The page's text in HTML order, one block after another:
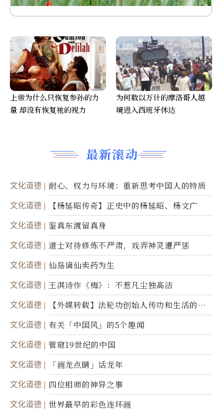
最新滚动
文化道德 耐心、权力与环境：重新思考中国人的特质
文化道德 【杨延昭传奇】正史中的杨延昭、杨文广
文化道德 鉴真东渡留真身
文化道德 道士对待修炼不严肃，戏弄神灵遭严惩
文化道德 仙岛谪仙卖药为生
文化道德 王淇诗作《梅》：不惹凡尘独高洁
文化道德
【外媒转载】法轮功创始人传功和生活的故
事
文化道德 有关「中国风」的5个趣闻
文化道德 管窥19世纪的中国
文化道德 「画龙点睛」话龙年
文化道德 四位相师的神异之事
文化道德 世界最早的彩色连环画
上帝为什么只恢复参孙的力
量 却没有恢复祂的视力
为何数以万计的摩洛哥人越
境进入西班牙休达